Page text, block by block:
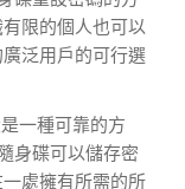
限的個人也可以
泛用戶的可行選
一種可靠的方
身碟可以儲存密
處擁有所需的所